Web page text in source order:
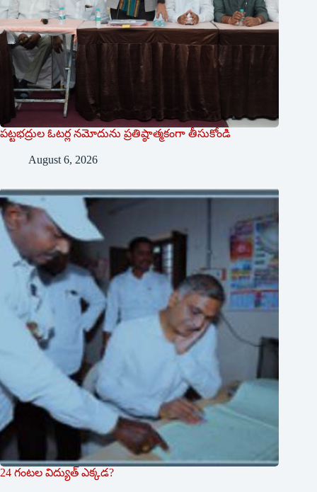
పట్టభద్రుల ఓటర్ల నమోదును ప్రతిష్ఠాత్మకంగా తీసుకోండి
August 6, 2026
24 గంటల విద్యుత్ ఎక్కడ?